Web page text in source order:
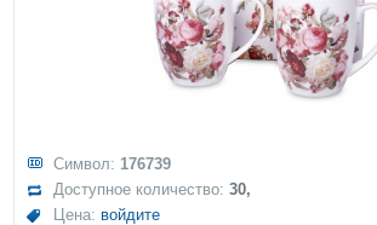
Символ: 176739
Доступное количество:30,
Цена: войдите